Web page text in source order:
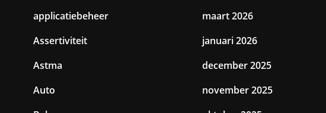
applicatiebeheer
Assertiviteit
Astma
Auto
maart 2026
januari 2026
december 2025
november 2025